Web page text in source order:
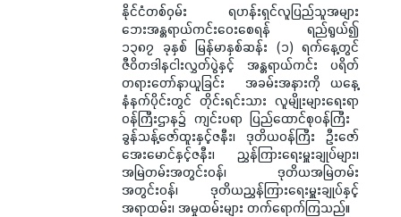
နိုင်ငံတစ်ဝှမ်း ရဟန်းရှင်လူပြည်သူအများ
ဘေးအန္တရာယ်ကင်းဝေးစေရန် ရည်ရွယ်၍
၁၃၈၇ ခုနှစ် မြန်မာနှစ်ဆန်း (၁) ရက်နေ့တွင်
ဇီဝိတဒါနငါးလွှတ်ပွဲနှင့် အန္တရာယ်ကင်း ပရိတ်
တရားတော်နာယူခြင်း အခမ်းအနားကို ယနေ့
နံနက်ပိုင်းတွင် တိုင်းရင်းသား လူမျိုးများရေးရာ
ဝန်ကြီးဌာန၌ ကျင်းပရာ ပြည်ထောင်စုဝန်ကြီး
ခွန်သန့်ဇော်ထူးနှင့်ဇနီး၊ ဒုတိယဝန်ကြီး ဦးဇော်
အေးမောင်နှင့်ဇနီး၊ ညွှန်ကြားရေးမှူးချုပ်များ၊
အမြဲတမ်းအတွင်းဝန်၊ ဒုတိယအမြဲတမ်း
အတွင်းဝန်၊ ဒုတိယညွှန်ကြားရေးမှူးချုပ်နှင့်
အရာထမ်း၊ အမှုထမ်းများ တက်ရောက်ကြသည်။